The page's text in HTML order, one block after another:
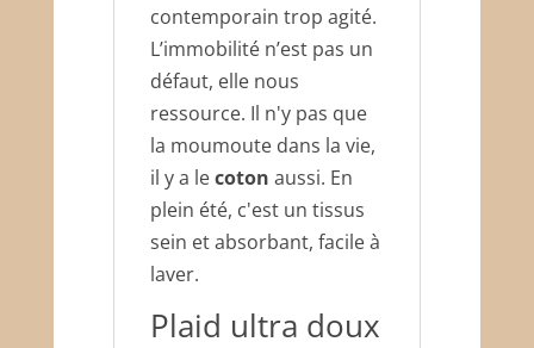
contemporain trop agité.
L’immobilité n’est pas un
défaut, elle nous
ressource. Il n'y pas que
la moumoute dans la vie,
il y a lecoton aussi. En
plein été, c'est un tissus
sein et absorbant, facile à
laver.
Plaid ultra doux